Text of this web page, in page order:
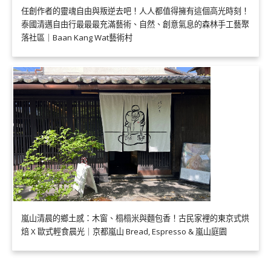
任創作者的靈魂自由與叛逆去吧！人人都值得擁有這個高光時刻！
泰國清邁自由行最最最充滿藝術、自然、創意氣息的森林手工藝聚
落社區｜Baan Kang Wat藝術村
嵐山清晨的鄉土感：木窗、榻榻米與麵包香！古民家裡的東京式烘
焙 X 歐式輕食晨光｜京都嵐山 Bread, Espresso & 嵐山庭園